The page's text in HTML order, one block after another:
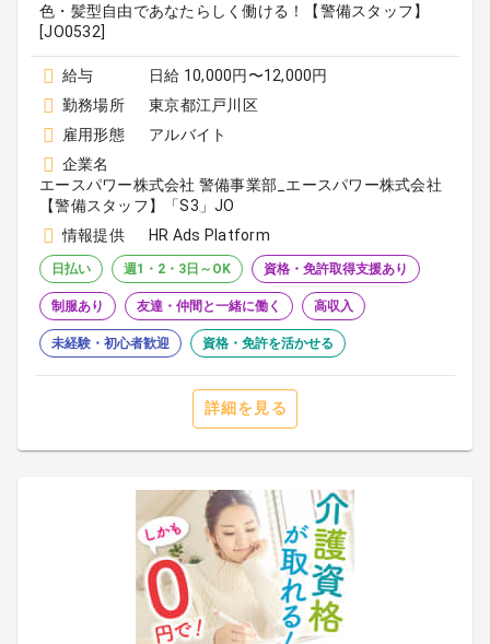
色・髪型自由であなたらしく働ける！【警備スタッフ】
[JO0532]
給与
日給 10,000円〜12,000円
勤務場所
東京都江戸川区
雇用形態
アルバイト
企業名
エースパワー株式会社 警備事業部_エースパワー株式会社
【警備スタッフ】「S3」JO
情報提供
HR Ads Platform
日払い 週1・2・3日～OK 資格・免許取得支援あり
制服あり 友達・仲間と一緒に働く 高収入
未経験・初心者歓迎 資格・免許を活かせる
詳細を見る